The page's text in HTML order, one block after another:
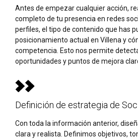
Antes de empezar cualquier acción,
completo de tu presencia en redes
perfiles, el tipo de contenido que has
posicionamiento actual en Villena y
competencia. Esto nos permite
oportunidades y puntos de mejora
Definición de estrategia de
Con toda la información anterior,
clara y realista. Definimos objetivos,